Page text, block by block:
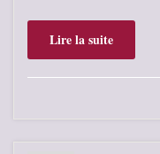
Lire la suite